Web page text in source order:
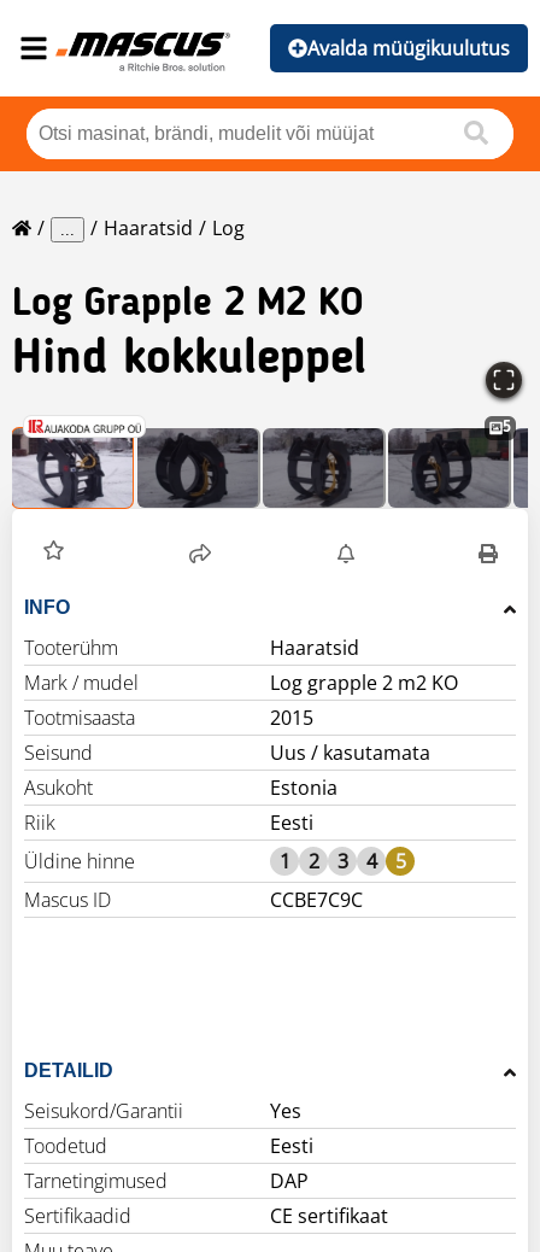
Avalda müügikuulutus
... Haaratsid Log
Log Grapple 2 M2 KO
Hind kokkuleppel
5
INFO
Tooterühm
Haaratsid
Mark / mudel
Log grapple 2 m2 KO
Tootmisaasta
2015
Seisund
Uus / kasutamata
Asukoht
Estonia
Riik
Eesti
Üldine hinne
1 2 3 4
5
Mascus ID
CCBE7C9C
DETAILID
Seisukord/Garantii
Yes
Toodetud
Eesti
Tarnetingimused
DAP
Sertifikaadid
CE sertifikaat